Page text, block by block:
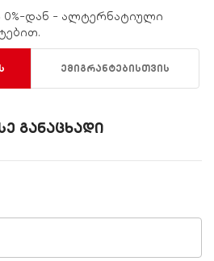
0%-დან - ალტერნატიული
ემიგრანტებისთვის
განაცხადი